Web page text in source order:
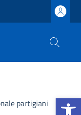
Apri la
partigiani